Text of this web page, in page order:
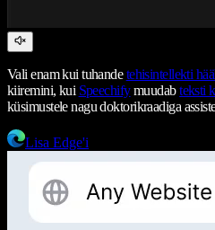
Vali enam kui tuhandetehisintellekti
kiiremini, kui Speechifymuudabteksti
küsimustele nagu doktorikraadiga
Lisa Edge'i